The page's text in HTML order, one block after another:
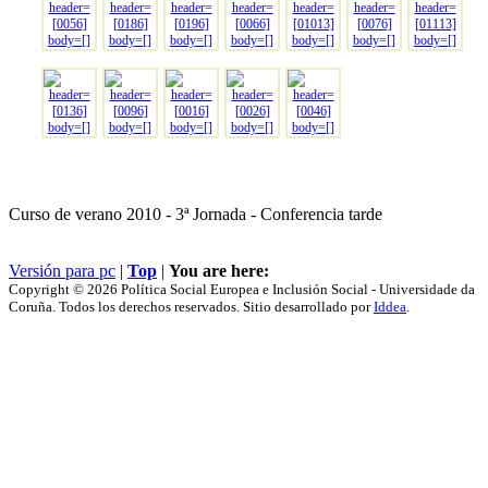
Curso de verano 2010 - 3ª Jornada - Conferencia tarde
Versión para pc | Top | You are here:
Copyright © 2026 Política Social Europea e Inclusión Social - Universidade da
Coruña. Todos los derechos reservados. Sitio desarrollado porIddea